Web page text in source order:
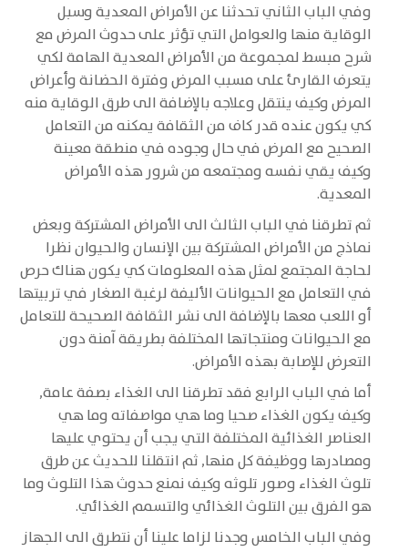
وفي الباب الثاني تحدثنا عن الأمراض المعدية وسبل
الوقاية منها والعوامل التي تؤثر على حدوث المرض مع
شرح مبسط لمجموعة من الأمراض المعدية الهامة لكي
يتعرف القارئ على مسبب المرض وفترة الحضانة وأعراض
المرض وكيف ينتقل وعلاجه بالإضافة الى طرق الوقاية منه
كي يكون عنده قدر كاف من الثقافة يمكنه من التعامل
الصحيح مع المرض في حال وجوده في منطقة معينة
وكيف يقي نفسه ومجتمعه من شرور هذه الأمراض
المعدية.
ثم تطرقنا في الباب الثالث الى الأمراض المشتركة وبعض
نماذج من الأمراض المشتركة بين الإنسان والحيوان نظرا
لحاجة المجتمع لمثل هذه المعلومات كي يكون هناك حرص
في التعامل مع الحيوانات الأليفة لرغبة الصغار في تربيتها
أو اللعب معها بالإضافة الى نشر الثقافة الصحيحة للتعامل
مع الحيوانات ومنتجاتها المختلفة بطريقة آمنة دون
التعرض للإصابة بهذه الأمراض.
أما في الباب الرابع فقد تطرقنا الى الغذاء بصفة عامة,
وكيف يكون الغذاء صحيا وما هي مواصفاته وما هي
العناصر الغذائية المختلفة التي يجب أن يحتوي عليها
ومصادرها ووظيفة كل منها, ثم انتقلنا للحديث عن طرق
تلوث الغذاء وصور تلوثه وكيف نمنع حدوث هذا التلوث وما
هو الفرق بين التلوث الغذائي والتسمم الغذائي.
وفي الباب الخامس وجدنا لزاما علينا أن نتطرق الى الجهاز